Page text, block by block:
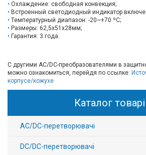
Охлаждение: свободная конвекция;
Встроенный светодиодный индикатор
Температурный диапазон: -20~+70 ºС;
Размеры: 62,5х51х28мм;
Гарантия: 3 года.
C другими AC/DC-преобразователями в
можно ознакомиться, перейдя по ссылке:
корпусе/кожухе
Каталог
AC/DC-перетворювачі
DC/DC-перетворювачі